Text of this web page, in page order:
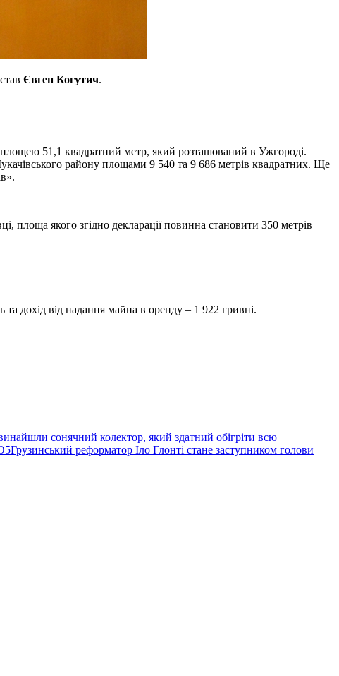
Євген Когутич.
площею 51,1 квадратний метр, який розташований в Ужгороді.
району площами 9 540 та 9 686 метрів квадратних. Ще
площа якого згідно декларації повинна становити 350 метрів
дохід від надання майна в оренду – 1 922 гривні.
сонячний колектор, який здатний обігріти всю
5Грузинський реформатор Іло Глонті стане заступником голови